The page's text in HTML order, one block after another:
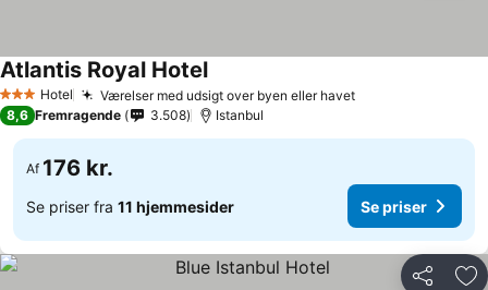
3 StjernerHotel Værelser med udsigt over byen eller havetSe priser
Atlantis Royal HotelSe priser
8,6 Fremragende 3.508 Istanbul
Af 176 kr.
Se priser fra 11 hjemmesider Se priser
Del